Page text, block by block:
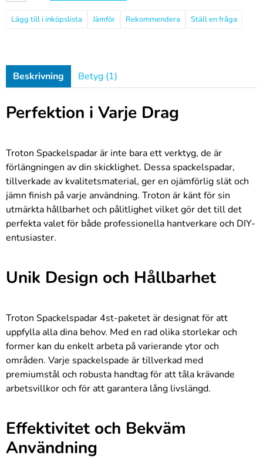
Jämför Rekommendera Ställ en fråga
Beskrivning Betyg (1)
Perfektion i Varje Drag
Troton Spackelspadar är inte bara ett verktyg, de är
förlängningen av din skicklighet. Dessa spackelspadar,
tillverkade av kvalitetsmaterial, ger en ojämförlig slät och
jämn finish på varje användning. Troton är känt för sin
utmärkta hållbarhet och pålitlighet vilket gör det till det
perfekta valet för både professionella hantverkare och DIY-
entusiaster.
Unik Design och Hållbarhet
Troton Spackelspadar 4st-paketet är designat för att
uppfylla alla dina behov. Med en rad olika storlekar och
former kan du enkelt arbeta på varierande ytor och
områden. Varje spackelspade är tillverkad med
premiumstål och robusta handtag för att tåla krävande
arbetsvillkor och för att garantera lång livslängd.
Effektivitet och Bekväm
Användning